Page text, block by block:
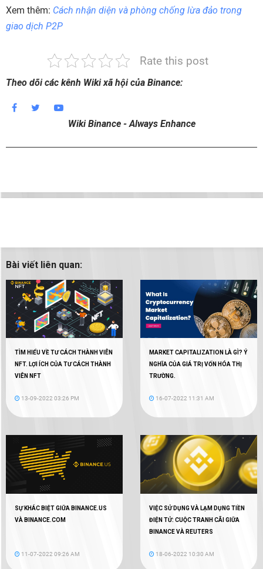
Xem thêm: Cách nhận diện và phòng chống lừa đảo trong
giao dịch P2P
Rate this post
Theo dõi các kênh Wiki xã hội của Binance:
Wiki Binance - Always Enhance
Bài viết liên quan:
TÌM HIỂU VỀ TƯ CÁCH THÀNH VIÊN
NFT. LỢI ÍCH CỦA TƯ CÁCH THÀNH
VIÊN NFT
13-09-2022 03:26 PM
MARKET CAPITALIZATION LÀ GÌ? Ý
NGHĨA CỦA GIÁ TRỊ VỐN HÓA THỊ
TRƯỜNG.
16-07-2022 11:31 AM
SỰ KHÁC BIỆT GIỮA BINANCE.US
VÀ BINANCE.COM
11-07-2022 09:26 AM
VIỆC SỬ DỤNG VÀ LẠM DỤNG TIỀN
ĐIỆN TỬ: CUỘC TRANH CÃI GIỮA
BINANCE VÀ REUTERS
18-06-2022 10:30 AM